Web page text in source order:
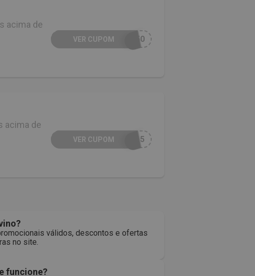
acima de
O50
VER CUPOM
acima de
O15
VER CUPOM
válidos, descontos e ofertas
no site.
funcione?